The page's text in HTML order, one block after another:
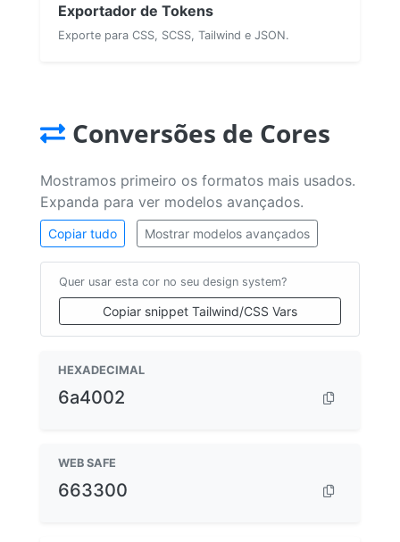
Exportador de Tokens
Exporte para CSS, SCSS, Tailwind e JSON.
Conversões de Cores
Mostramos primeiro os formatos mais usados.
Expanda para ver modelos avançados.
Copiar tudo Mostrar modelos avançados
Quer usar esta cor no seu design system?
Copiar snippet Tailwind/CSS Vars
HEXADECIMAL
6a4002
WEB SAFE
663300